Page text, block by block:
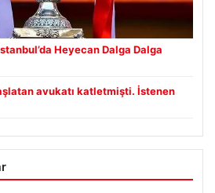
Heyecan Dalga Dalga
avukatı katletmişti. İstenen